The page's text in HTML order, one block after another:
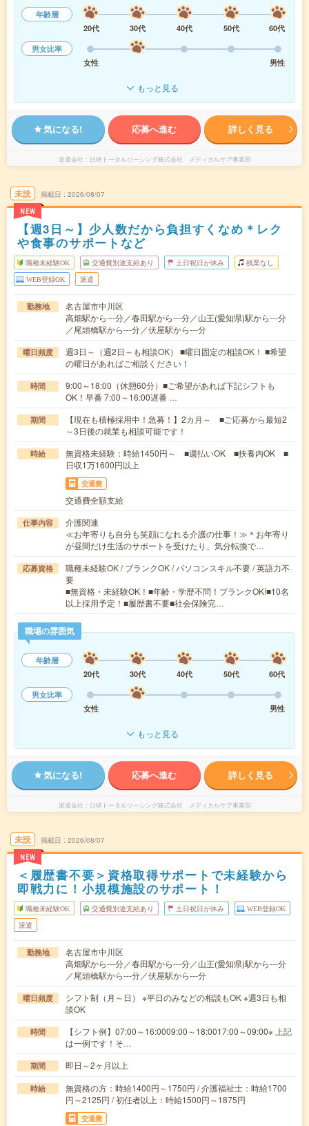
年齢層
20代
30代 40代 50代
60代
男女比率
女性
男性
もっと見る
気になる! 応募へ進む 詳しく見る
派遣会社 日研トータルソーシング株式会社 メディカルケア事業部
未読
NEW
掲載日 2026/08/07
【週3日～】少人数だから負担すくなめ＊レク
や食事のサポートなど
職種未経験OK 交通費別途支給あり 土日祝日が休み 残業なし
WEB登録OK 派遣
勤務地
名古屋市中川区
高畑駅から---分／春田駅から---分／山王(愛知県)駅から---分
／尾頭橋駅から---分／伏屋駅から---分
曜日頻度
週3日～（週2日～も相談OK） ■曜日固定の相談OK！ ■希望
の曜日があればご相談ください！
時間
9:00～18:00（休憩60分）■ご希望があれば下記シフトも
OK！早番 7:00～16:00遅番 …
期間
【現在も積極採用中！急募！】2カ月～ ■ご応募から最短2
～3日後の就業も相談可能です！
時給
無資格未経験：時給1450円～ ■週払いOK ■扶養内OK ■
日収1万1600円以上
交通費
交通費全額支給
仕事内容
介護関連
≪お年寄りも自分も笑顔になれる介護の仕事！≫＊お年寄り
が昼間だけ生活のサポートを受けたり、気分転換で…
応募資格
職種未経験OK / ブランクOK / パソコンスキル不要 / 英語力不
要
■無資格・未経験OK！■年齢・学歴不問！ブランクOK!■10名
以上採用予定！■履歴書不要■社会保険完…
職場の雰囲気
年齢層
20代
30代 40代 50代
60代
男女比率
女性
男性
もっと見る
気になる! 応募へ進む 詳しく見る
派遣会社 日研トータルソーシング株式会社 メディカルケア事業部
未読
NEW
掲載日 2026/08/07
＜履歴書不要＞資格取得サポートで未経験から
即戦力に！小規模施設のサポート！
職種未経験OK 交通費別途支給あり 土日祝日が休み WEB登録OK
派遣
勤務地
名古屋市中川区
高畑駅から---分／春田駅から---分／山王(愛知県)駅から---分
／尾頭橋駅から---分／伏屋駅から---分
曜日頻度
シフト制（月～日） ※平日のみなどの相談もOK ※週3日も相
談OK
時間
【シフト例】07:00～16:0009:00～18:0017:00～09:00※ 上記
は一例です！そ…
期間 即日～2ヶ月以上
時給
無資格の方：時給1400円～1750円 / 介護福祉士：時給1700
円～2125円 / 初任者以上：時給1500円～1875円
交通費